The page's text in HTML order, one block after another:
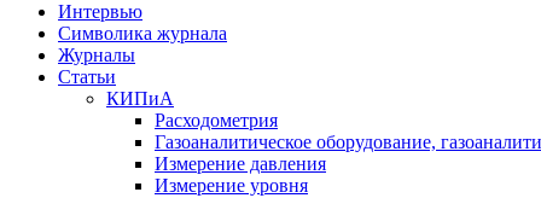
Интервью
Символика журнала
Журналы
Статьи
КИПиА
Расходометрия
Газоаналитическое оборудование,
Измерение давления
Измерение уровня